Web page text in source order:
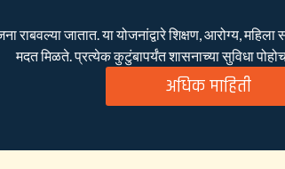
राबवल्या जातात. या योजनांद्वारे शिक्षण, आरोग्य,
मदत मिळते. प्रत्येक कुटुंबापर्यंत शासनाच्या सुविधा
अधिक माहिती